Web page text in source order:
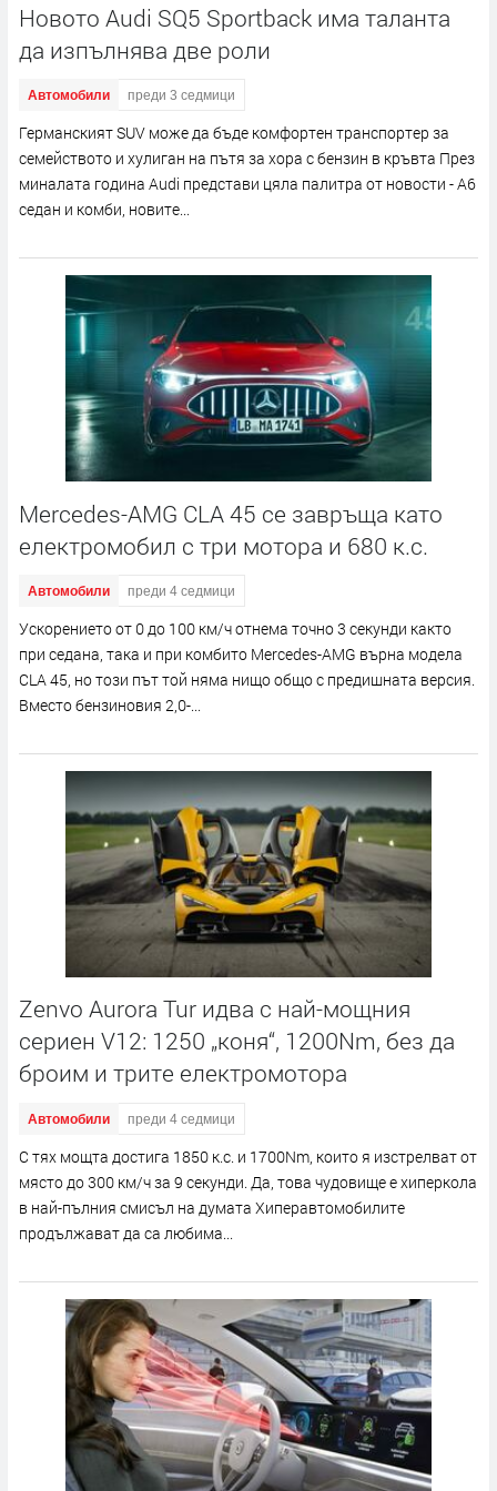
Новото Audi SQ5 Sportback има таланта
да изпълнява две роли
Автомобили преди 3 седмици
Германският SUV може да бъде комфортен транспортер за
семейството и хулиган на пътя за хора с бензин в кръвта През
миналата година Audi представи цяла палитра от новости - A6
седан и комби, новите...
Mercedes-AMG CLA 45 се завръща като
електромобил с три мотора и 680 к.с.
Автомобили преди 4 седмици
Ускорението от 0 до 100 км/ч отнема точно 3 секунди както
при седана, така и при комбито Mercedes-AMG върна модела
CLA 45, но този път той няма нищо общо с предишната версия.
Вместо бензиновия 2,0-...
Zenvo Aurora Tur идва с най-мощния
сериен V12: 1250 „коня“, 1200Nm, без да
броим и трите електромотора
Автомобили преди 4 седмици
С тях мощта достига 1850 к.с. и 1700Nm, които я изстрелват от
място до 300 км/ч за 9 секунди. Да, това чудовище е хиперкола
в най-пълния смисъл на думата Хиперавтомобилите
продължават да са любима...